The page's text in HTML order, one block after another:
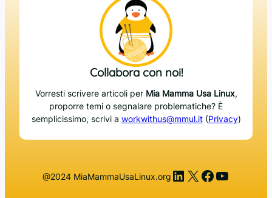
Collabora con noi!
Vorresti scrivere articoli per Mia Mamma Usa Linux,
proporre temi o segnalare problematiche? È
semplicissimo, scrivi a workwithus@mmul.it(Privacy)
@2024 MiaMammaUsaLinux.org LinkedIn
X Facebook